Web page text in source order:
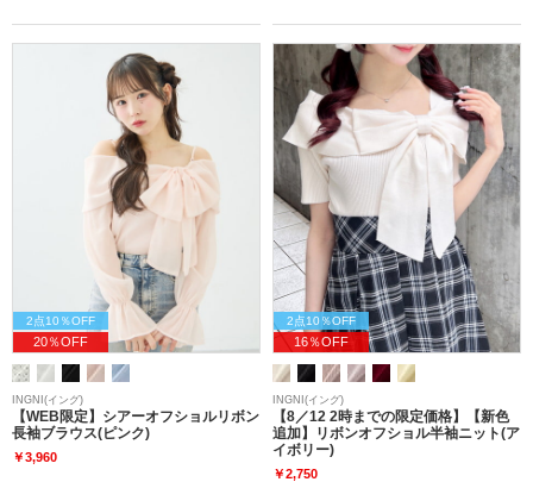
2点10％OFF
20％OFF
INGNI(イング)
【WEB限定】シアーオフショルリボン
長袖ブラウス(ピンク)
￥3,960
2点10％OFF
16％OFF
INGNI(イング)
【8／12 2時までの限定価格】【新色
追加】リボンオフショル半袖ニット(ア
イボリー)
￥2,750